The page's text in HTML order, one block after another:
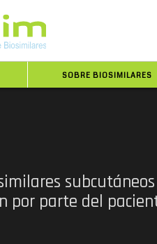
SOBRE BIOSIMILARES
por parte del